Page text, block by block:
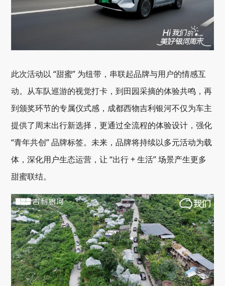
此次活动以 “甜蜜” 为纽带，串联起品牌与用户的情感互
动。从车队巡游的视觉打卡，到田园采摘的体验共鸣，再
到颁奖环节的专属仪式感，成都西物吉利银河不仅为车主
提供了周末出行新选择，更通过全流程的体验设计，强化
“青年共创” 品牌标签。未来，品牌将持续以多元活动为载
体，深化用户生态运营，让 “出行 + 生活” 场景产生更多
甜蜜联结。